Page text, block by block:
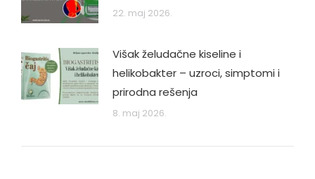
22. maj 2026.
Višak želudačne kiseline i
helikobakter – uzroci, simptomi i
prirodna rešenja
8. maj 2026.